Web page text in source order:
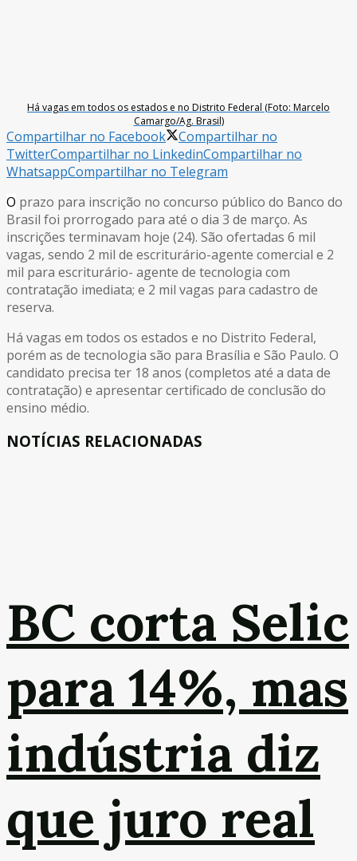
Há vagas em todos os estados e no Distrito Federal (Foto: Marcelo
Camargo/Ag. Brasil)
Compartilhar no Facebook
Compartilhar no
TwitterCompartilhar no LinkedinCompartilhar no
WhatsappCompartilhar no Telegram
O prazo para inscrição no concurso público do Banco do
Brasil foi prorrogado para até o dia 3 de março. As
inscrições terminavam hoje (24). São ofertadas 6 mil
vagas, sendo 2 mil de escriturário-agente comercial e 2
mil para escriturário- agente de tecnologia com
contratação imediata; e 2 mil vagas para cadastro de
reserva.
Há vagas em todos os estados e no Distrito Federal,
porém as de tecnologia são para Brasília e São Paulo. O
candidato precisa ter 18 anos (completos até a data de
contratação) e apresentar certificado de conclusão do
ensino médio.
NOTÍCIAS RELACIONADAS
BC corta Selic
para 14%, mas
indústria diz
que juro real